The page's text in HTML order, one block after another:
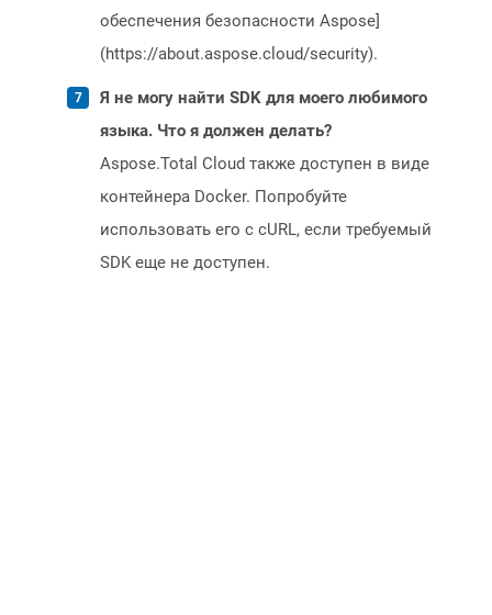
обеспечения безопасности Aspose]
(https://about.aspose.cloud/security).
Я не могу найти SDK для моего любимого
языка. Что я должен делать?
Aspose.Total Cloud также доступен в виде
контейнера Docker. Попробуйте
использовать его с cURL, если требуемый
SDK еще не доступен.